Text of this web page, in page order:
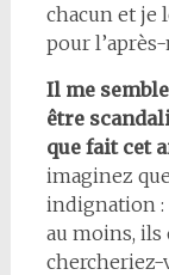
chacun et je
pour
Il me
être
que fait cet
imaginez
indignation :
au moins, ils
chercheriez-